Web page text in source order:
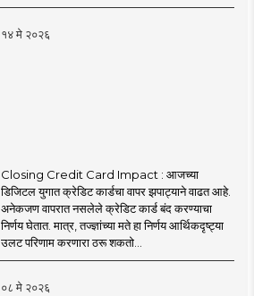
१४ मे २०२६
Closing Credit Card Impact : आजच्या
डिजिटल युगात क्रेडिट कार्डचा वापर झपाट्याने वाढत आहे.
अनेकजण वापरात नसलेले क्रेडिट कार्ड बंद करण्याचा
निर्णय घेतात. मात्र, तज्ज्ञांच्या मते हा निर्णय आर्थिकदृष्ट्या
उलट परिणाम करणारा ठरू शकतो...
०८ मे २०२६